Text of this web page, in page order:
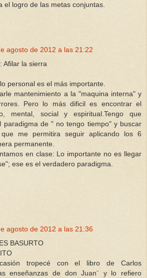
el logro de las metas conjuntas.
agosto de 2012 a las 21:22
Afilar la sierra
personal es el más importante.
mantenimiento a la "maquina interna" y
Pero lo más dificil es encontrar el
mental, social y espiritual.Tengo que
paradigma de " no tengo tiempo" y buscar
me permitira seguir aplicando los 6
permanente.
en clase: Lo importante no es llegar
ese es el verdadero paradigma.
agosto de 2012 a las 21:36
BASURTO
tropecé con el libro de Carlos
enseñanzas de don Juan¨ y lo refiero